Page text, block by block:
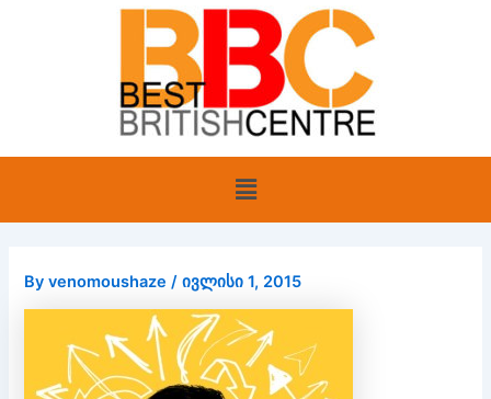
Menu
Byvenomoushaze/ივლისი 1, 2015